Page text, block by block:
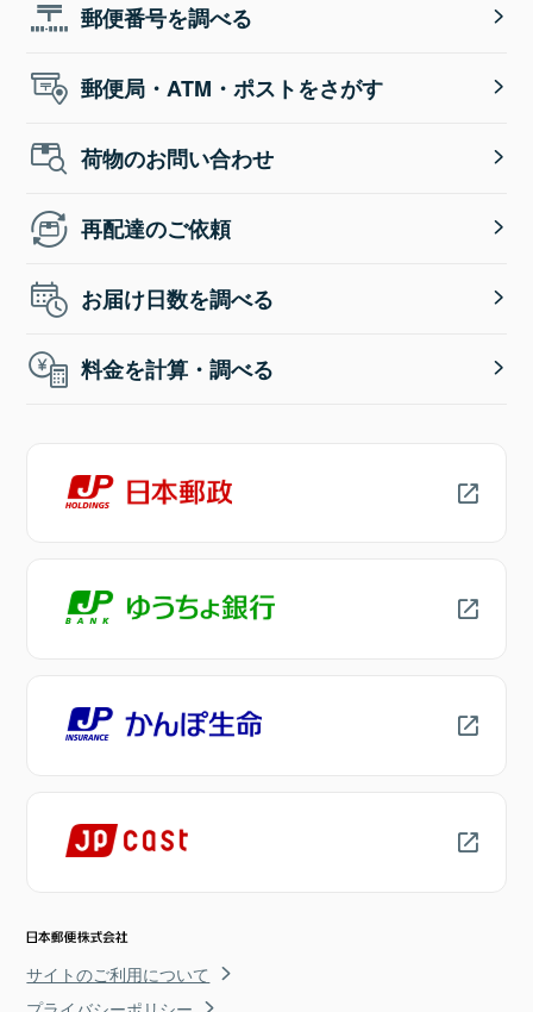
郵便番号を調べる
郵便局・ATM・ポストをさがす
荷物のお問い合わせ
再配達のご依頼
お届け日数を調べる
料金を計算・調べる
サイトのご利用について